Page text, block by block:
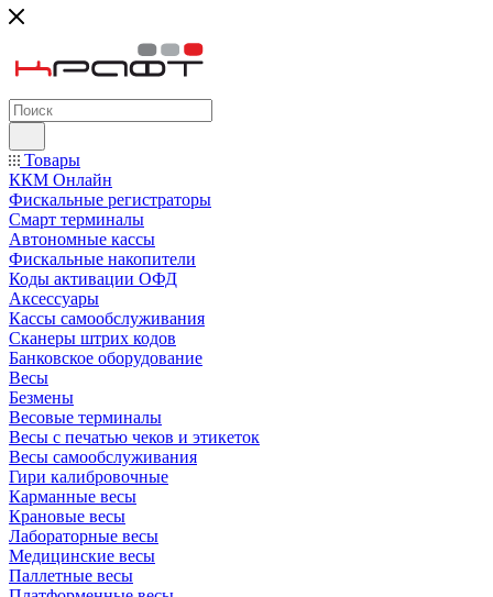
Товары
ККМ Онлайн
Фискальные регистраторы
Смарт терминалы
Автономные кассы
Фискальные накопители
Коды активации ОФД
Аксессуары
Кассы самообслуживания
Сканеры штрих кодов
Банковское оборудование
Весы
Безмены
Весовые терминалы
Весы с печатью чеков и этикеток
Весы самообслуживания
Гири калибровочные
Карманные весы
Крановые весы
Лабораторные весы
Медицинские весы
Паллетные весы